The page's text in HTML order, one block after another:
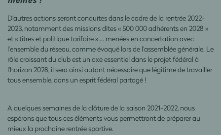
D’autres actions seront conduites dans le cadre de la rentrée 2022-
2023, notamment des missions dites « 500 000 adhérents en 2028 »
et « titres et politique tarifaire » … menées en concertation avec
l’ensemble du réseau, comme évoqué lors de l’assemblée générale. Le
rôle croissant du club est un axe essentiel dans le projet fédéral à
l'horizon 2028, il sera ainsi autant nécessaire que légitime de travailler
tous ensemble, dans un esprit fédéral partagé !
A quelques semaines de la clôture de la saison 2021-2022, nous
espérons que tous ces éléments vous permettront de préparer au
mieux la prochaine rentrée sportive.